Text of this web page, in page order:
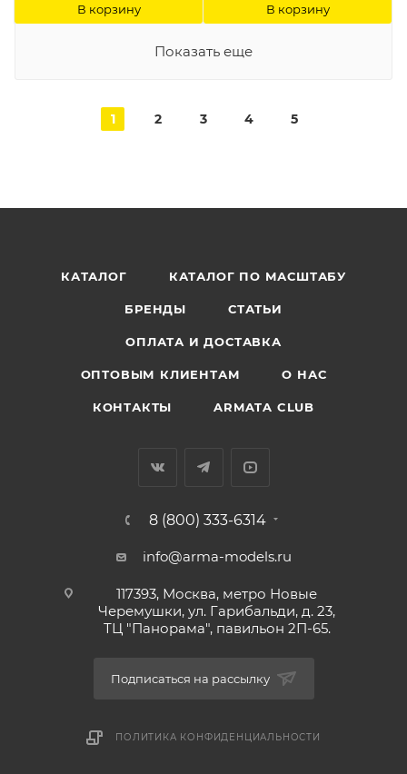
В корзину В корзину
Показать еще
1 2 3 4 5
КАТАЛОГ КАТАЛОГ ПО МАСШТАБУ
БРЕНДЫ СТАТЬИ
ОПЛАТА И ДОСТАВКА
ОПТОВЫМ КЛИЕНТАМ О НАС
КОНТАКТЫ ARMATA CLUB
8 (800) 333-6314
info@arma-models.ru
117393, Москва, метро Новые
Черемушки, ул. Гарибальди, д. 23,
ТЦ "Панорама", павильон 2П-65.
Подписаться на рассылку
ПОЛИТИКА КОНФИДЕНЦИАЛЬНОСТИ